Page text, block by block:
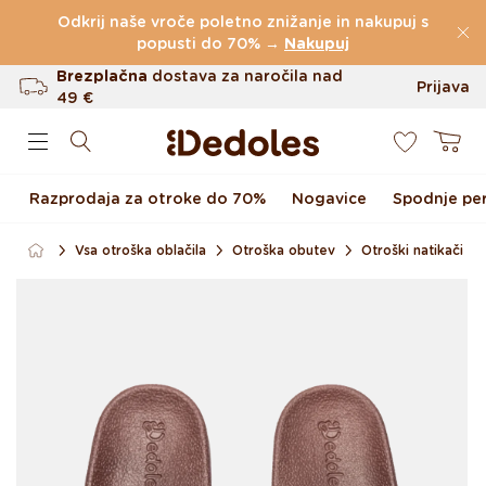
Preskoči na vsebino
Odkrij naše vroče poletno znižanje in nakupuj s
popusti do 70% → Nakupuj
(60.231 Ocen)
Brezplačna dostava za naročila nad
49 €
Do 100 dni za vračilo
Prijava
Košarica
Razprodaja za otroke do 70% Nogavice Spodnje
Vsa otroška oblačila Otroška obutev Otroški natikači